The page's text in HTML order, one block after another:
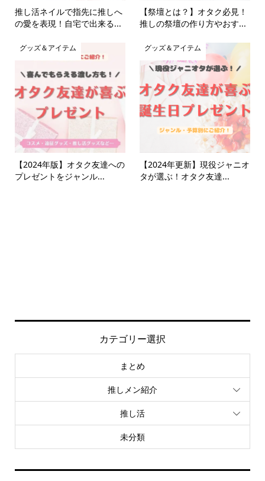
推し活ネイルで指先に推しへ
の愛を表現！自宅で出来る...
【祭壇とは？】オタク必見！
推しの祭壇の作り方やおす...
グッズ＆アイテム
【2024年版】オタク友達への
プレゼントをジャンル...
グッズ＆アイテム
【2024年更新】現役ジャニオ
タが選ぶ！オタク友達...
カテゴリー選択
まとめ
推しメン紹介
推し活
未分類